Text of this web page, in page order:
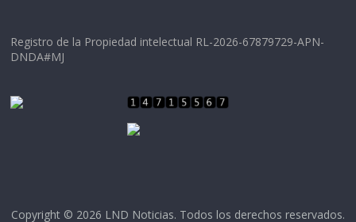
Registro de la Propiedad intelectual RL-2026-67879729-APN-
DNDA#MJ
Copyright © 2026 LND Noticias. Todos los derechos reservados.